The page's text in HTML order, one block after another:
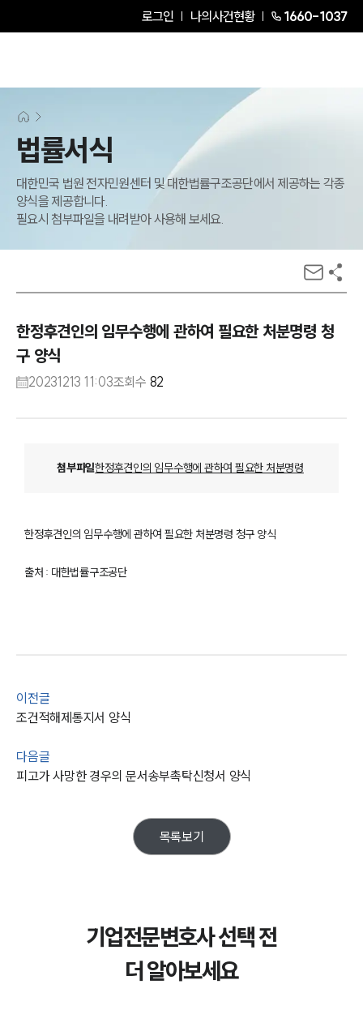
로그인 나의사건현황 1660-1037
법률서식
대한민국 법원 전자민원센터 및 대한법률구조공단에서 제공하는 각종
양식을 제공합니다.
필요시 첨부파일을 내려받아 사용해 보세요.
한정후견인의 임무수행에 관하여 필요한 처분명령 청
구 양식
20231213 11:03조회수 82
첨부파일한정후견인의 임무수행에 관하여 필요한 처분명령
한정후견인의 임무수행에 관하여 필요한 처분명령 청구 양식
출처 : 대한법률구조공단
이전글
조건적해제통지서 양식
다음글
피고가 사망한 경우의 문서송부촉탁신청서 양식
목록보기
기업전문변호사 선택 전
더 알아보세요